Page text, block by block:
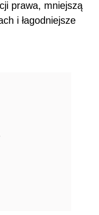
prawa, mniejszą
i łagodniejsze